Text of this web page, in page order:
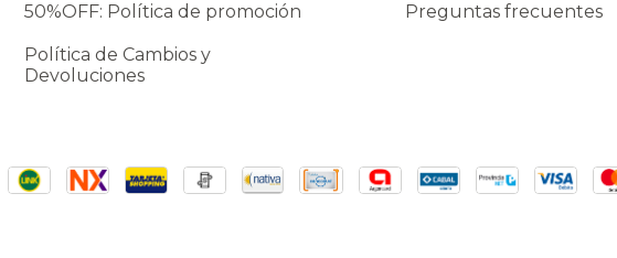
50%OFF: Política de promoción
Política de Cambios y
Devoluciones
Preguntas frecuentes